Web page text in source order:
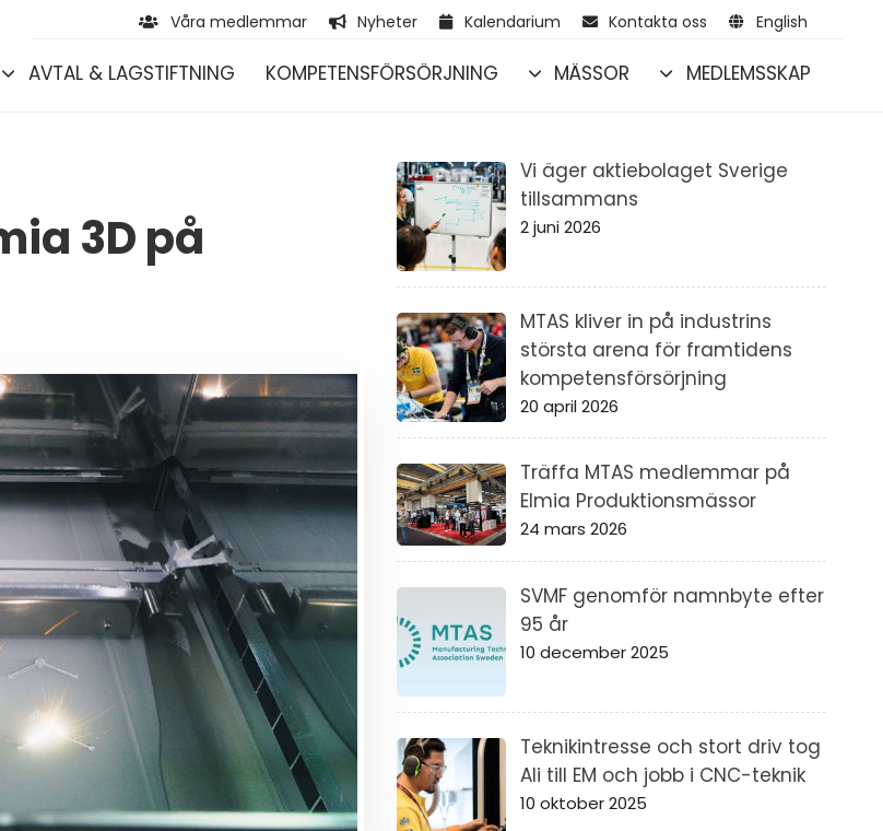
Våra medlemmar Nyheter Kalendarium Kontakta oss English
AVTAL & LAGSTIFTNING KOMPETENSFÖRSÖRJNING MÄSSOR MEDLEMSSKAP
3D på
Vi äger aktiebolaget Sverige
tillsammans
2 juni 2026
MTAS kliver in på industrins
största arena för framtidens
kompetensförsörjning
20 april 2026
Träffa MTAS medlemmar på
Elmia Produktionsmässor
24 mars 2026
SVMF genomför namnbyte efter
95 år
10 december 2025
Teknikintresse och stort driv tog
Ali till EM och jobb i CNC-teknik
10 oktober 2025